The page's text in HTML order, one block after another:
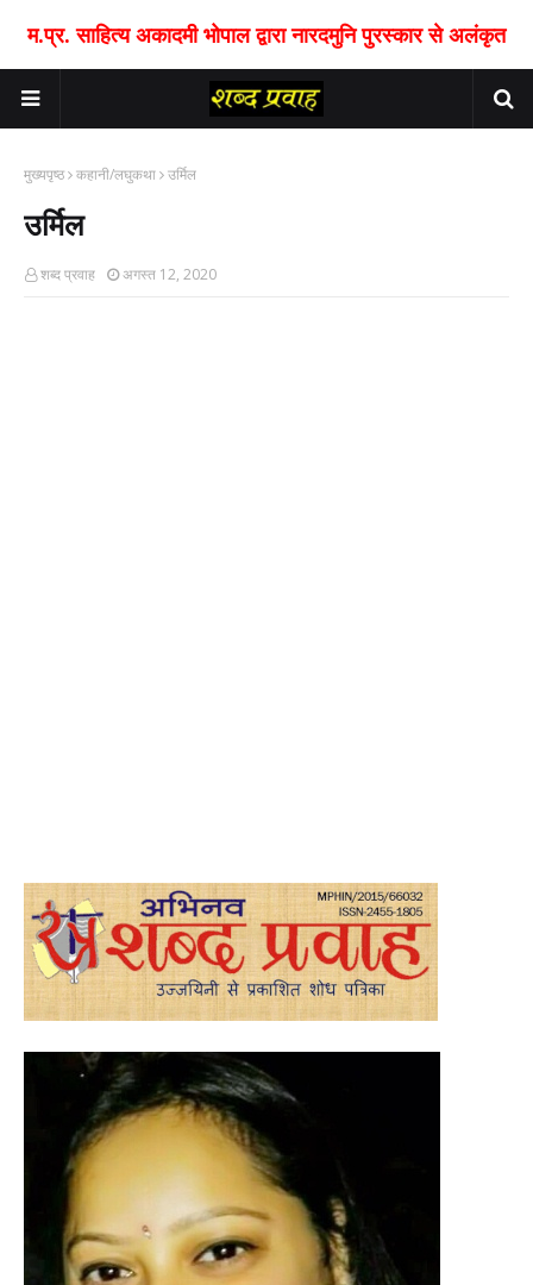
म.प्र. साहित्य अकादमी भोपाल द्वारा नारदमुनि पुरस्कार से अलंकृत
मुख्यपृष्ठ कहानी/लघुकथा उर्मिल
उर्मिल
शब्द प्रवाह अगस्त 12, 2020